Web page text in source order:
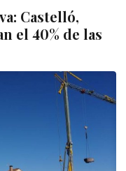
Castelló,
el 40% de las